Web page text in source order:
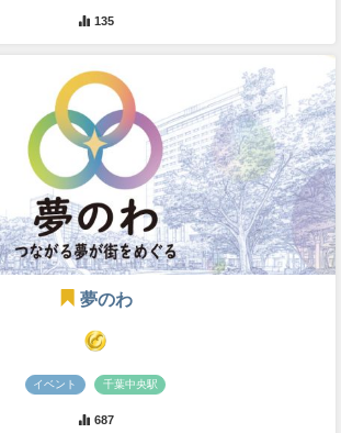
135
夢のわ
イベント 千葉中央駅
687